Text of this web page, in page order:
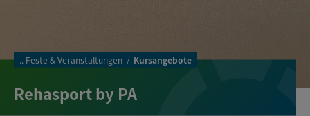
.. Feste & Veranstaltungen Kursangebote
Rehasport by PA